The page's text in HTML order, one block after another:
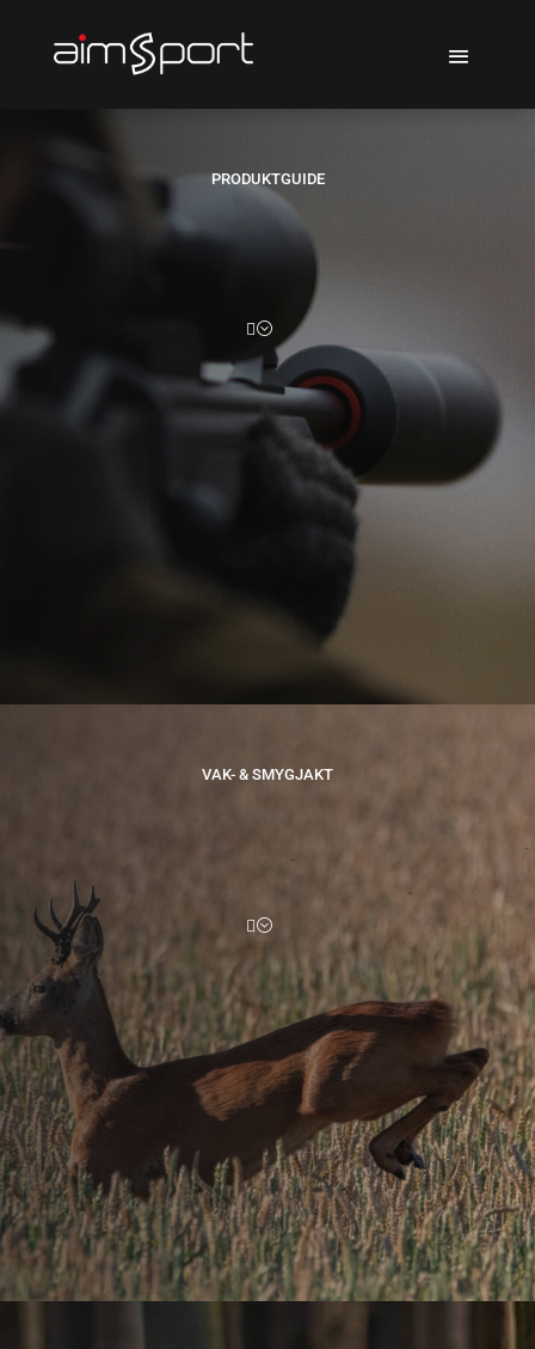
Bildinformation:Bilden är från Unsplash.com